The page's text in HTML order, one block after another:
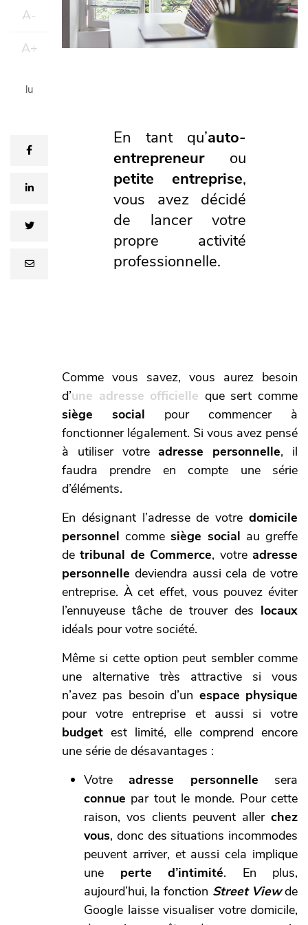
A-
A+
lu
facebook
linkedin
twitter
email
En tant qu’auto-
entrepreneur ou
petite entreprise,
vous avez décidé
de lancer votre
propre activité
professionnelle.
Comme vous savez, vous aurez besoin
d’une adresse officielle que sert comme
siège social pour commencer à
fonctionner légalement. Si vous avez pensé
à utiliser votreadresse personnelle, il
faudra prendre en compte une série
d’éléments.
En désignant l’adresse de votre domicile
personnel commesiège social au greffe
detribunal de Commerce, votreadresse
personnelle deviendra aussi cela de votre
entreprise. À cet effet, vous pouvez éviter
l’ennuyeuse tâche de trouver des locaux
idéals pour votre société.
Même si cette option peut sembler comme
une alternative très attractive si vous
n’avez pas besoin d’un espace physique
pour votre entreprise et aussi si votre
budget est limité, elle comprend encore
une série de désavantages :
Votreadresse personnelle sera
connue par tout le monde. Pour cette
raison, vos clients peuvent aller chez
vous, donc des situations incommodes
peuvent arriver, et aussi cela implique
une perte d’intimité. En plus,
aujourd’hui, la fonction Street View de
Google laisse visualiser votre domicile,